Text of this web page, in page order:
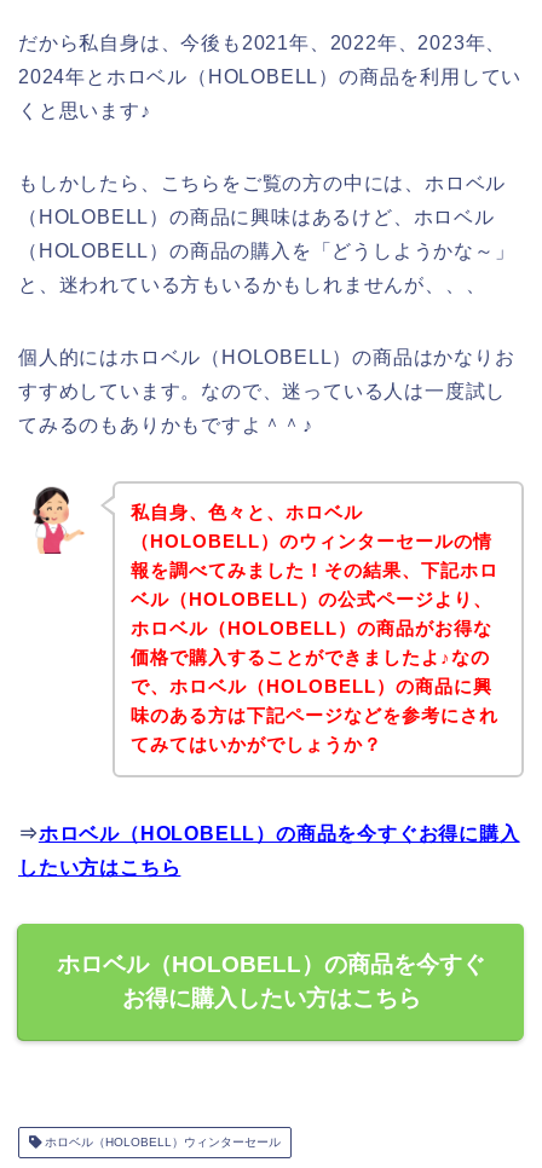
だから私自身は、今後も2021年、2022年、2023年、
2024年とホロベル（HOLOBELL）の商品を利用してい
くと思います♪
もしかしたら、こちらをご覧の方の中には、ホロベル
（HOLOBELL）の商品に興味はあるけど、ホロベル
（HOLOBELL）の商品の購入を「どうしようかな～」
と、迷われている方もいるかもしれませんが、、、
個人的にはホロベル（HOLOBELL）の商品はかなりお
すすめしています。なので、迷っている人は一度試し
てみるのもありかもですよ＾＾♪
私自身、色々と、ホロベル
（HOLOBELL）のウィンターセールの情
報を調べてみました！その結果、下記ホロ
ベル（HOLOBELL）の公式ページより、
ホロベル（HOLOBELL）の商品がお得な
価格で購入することができましたよ♪なの
で、ホロベル（HOLOBELL）の商品に興
味のある方は下記ページなどを参考にされ
てみてはいかがでしょうか？
⇒ホロベル（HOLOBELL）の商品を今すぐお得に購入
したい方はこちら
ホロベル（HOLOBELL）の商品を今すぐ
お得に購入したい方はこちら
ホロベル（HOLOBELL）ウィンターセール